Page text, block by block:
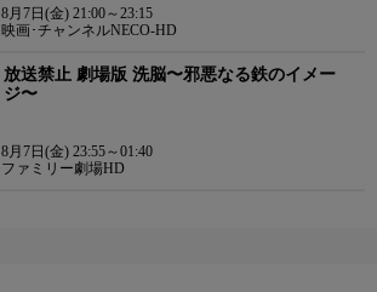
8月7日(金) 21:00～23:15
映画･チャンネルNECO-HD
放送禁止 劇場版 洗脳〜邪悪なる鉄のイメー
ジ〜
8月7日(金) 23:55～01:40
ファミリー劇場HD